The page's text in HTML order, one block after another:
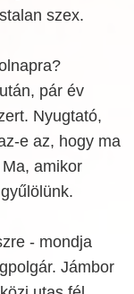
szex.
pár év
Nyugtató,
e az, hogy ma
amikor
- mondja
Jámbor